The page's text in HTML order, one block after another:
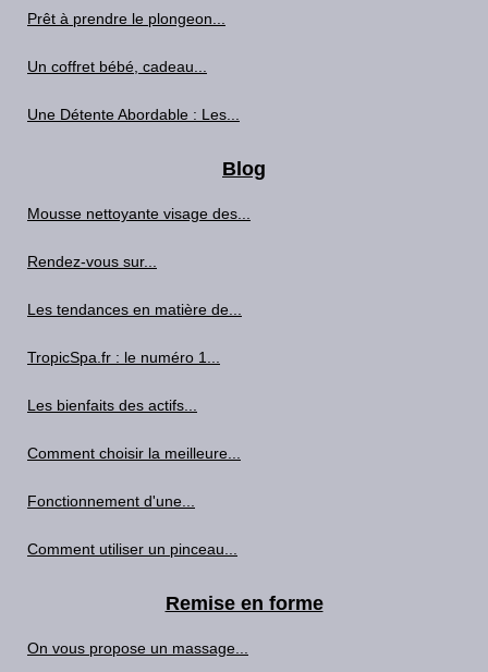
Prêt à prendre le plongeon...
Un coffret bébé, cadeau...
Une Détente Abordable : Les...
Blog
Mousse nettoyante visage des...
Rendez-vous sur...
Les tendances en matière de...
TropicSpa.fr : le numéro 1...
Les bienfaits des actifs...
Comment choisir la meilleure...
Fonctionnement d'une...
Comment utiliser un pinceau...
Remise en forme
On vous propose un massage...